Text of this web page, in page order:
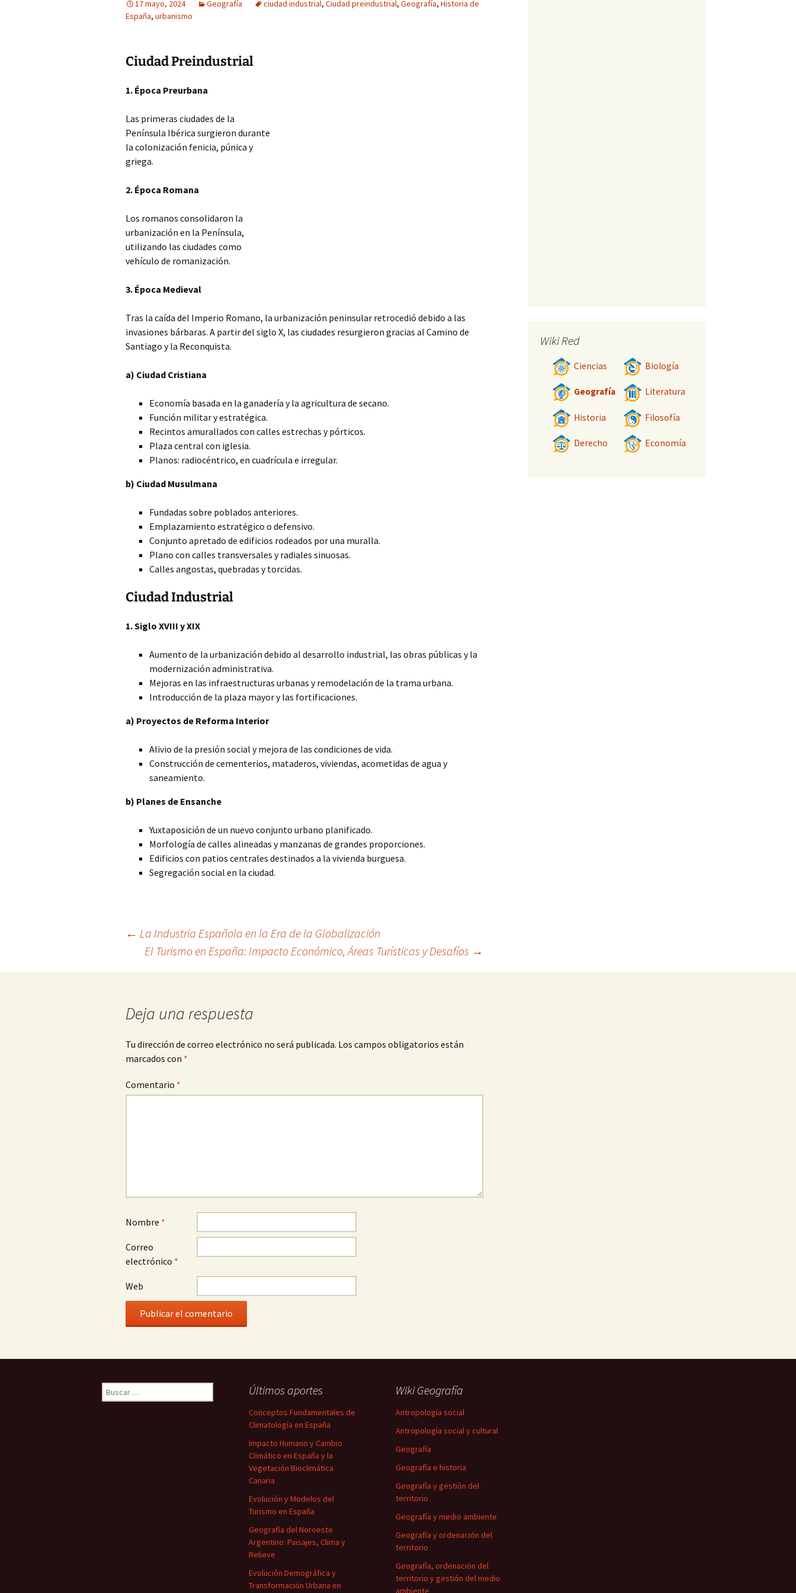
17 mayo, 2024 Geografía ciudad industrial, Ciudad preindustrial, Geografía, Historia de
España, urbanismo
Ciudad Preindustrial
1. Época Preurbana
Las primeras ciudades de la
Península Ibérica surgieron durante
la colonización fenicia, púnica y
griega.
2. Época Romana
Los romanos consolidaron la
urbanización en la Península,
utilizando las ciudades como
vehículo de romanización.
3. Época Medieval
Tras la caída del Imperio Romano, la urbanización peninsular retrocedió debido a las
invasiones bárbaras. A partir del siglo X, las ciudades resurgieron gracias al Camino de
Santiago y la Reconquista.
a) Ciudad Cristiana
Economía basada en la ganadería y la agricultura de secano.
Función militar y estratégica.
Recintos amurallados con calles estrechas y pórticos.
Plaza central con iglesia.
Planos: radiocéntrico, en cuadrícula e irregular.
b) Ciudad Musulmana
Fundadas sobre poblados anteriores.
Emplazamiento estratégico o defensivo.
Conjunto apretado de edificios rodeados por una muralla.
Plano con calles transversales y radiales sinuosas.
Calles angostas, quebradas y torcidas.
Ciudad Industrial
1. Siglo XVIII y XIX
Aumento de la urbanización debido al desarrollo industrial, las obras públicas y la
modernización administrativa.
Mejoras en las infraestructuras urbanas y remodelación de la trama urbana.
Introducción de la plaza mayor y las fortificaciones.
a) Proyectos de Reforma Interior
Alivio de la presión social y mejora de las condiciones de vida.
Construcción de cementerios, mataderos, viviendas, acometidas de agua y
saneamiento.
b) Planes de Ensanche
Yuxtaposición de un nuevo conjunto urbano planificado.
Morfología de calles alineadas y manzanas de grandes proporciones.
Edificios con patios centrales destinados a la vivienda burguesa.
Segregación social en la ciudad.
Navegación
de
← La Industria Española en la Era de la Globalización
El Turismo en España: Impacto Económico, Áreas Turísticas y Desafíos →
Deja una respuesta
Tu dirección de correo electrónico no será publicada. Los campos obligatorios están
marcados con *
Comentario *
Nombre *
Correo
electrónico *
Web
Wiki Red
Ciencias Biología
Geografía Literatura
Historia Filosofía
Derecho Economía
Buscar: Últimos aportes
Conceptos Fundamentales de
Climatología en España
Impacto Humano y Cambio
Climático en España y la
Vegetación Bioclimática
Canaria
Evolución y Modelos del
Turismo en España
Geografía del Noroeste
Argentino: Paisajes, Clima y
Relieve
Evolución Demográfica y
Transformación Urbana en
Wiki Geografía
Antropología social
Antropología social y cultural
Geografía
Geografía e historia
Geografía y gestión del
territorio
Geografía y medio ambiente
Geografía y ordenación del
territorio
Geografía, ordenación del
territorio y gestión del medio
ambiente